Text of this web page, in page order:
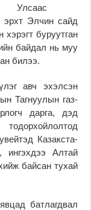
Улсаас
эрхт Элчин сайд
буруутган
байдал нь муу
билээ.
авч эхэлсэн
Тагнуулын газ­
дарга, дэд
Ка­закс­­­­­­­­­­та­­­
Алтай
байсан тухай
батлагдвал